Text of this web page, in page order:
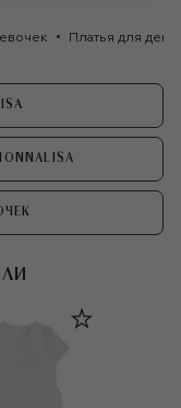
Платья для